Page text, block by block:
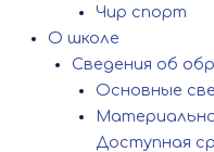
Чир спорт
О школе
Сведения об
Основные
Доступная